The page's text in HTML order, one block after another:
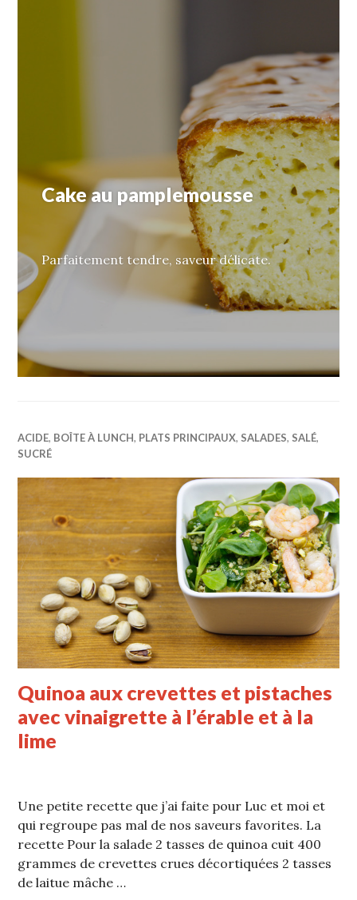
Cake au pamplemousse
Parfaitement tendre, saveur délicate.
ACIDE, BOÎTE À LUNCH, PLATS PRINCIPAUX, SALADES, SALÉ,
SUCRÉ
Quinoa aux crevettes et pistaches
avec vinaigrette à l’érable et à la
lime
Une petite recette que j’ai faite pour Luc et moi et
qui regroupe pas mal de nos saveurs favorites. La
recette Pour la salade 2 tasses de quinoa cuit 400
grammes de crevettes crues décortiquées 2 tasses
de laitue mâche …